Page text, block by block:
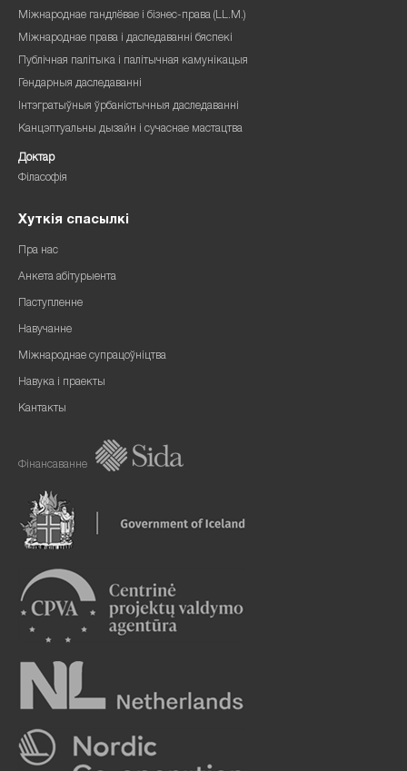
Міжнароднае гандлёвае і бізнес-права (LL.M.)
Міжнароднае права і даследаванні бяспекі
Публічная палітыка і палітычная камунікацыя
Гендарныя даследаванні
Інтэгратыўныя ўрбаністычныя даследаванні
Канцэптуальны дызайн і сучаснае мастацтва
Доктар
Філасофія
Хуткія спасылкі
Пра нас
Анкета абітурыента
Паступленне
Навучанне
Міжнароднае супрацоўніцтва
Навука і праекты
Кантакты
Фінансаванне